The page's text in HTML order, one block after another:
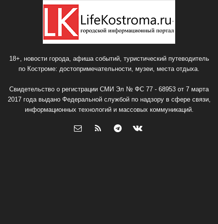
18+, новости города, афиша событий, туристический путеводитель
по Костроме: достопримечательности, музеи, места отдыха.
Свидетельство о регистрации СМИ Эл № ФС 77 - 68953 от 7 марта
2017 года выдано Федеральной службой по надзору в сфере связи,
информационных технологий и массовых коммуникаций.